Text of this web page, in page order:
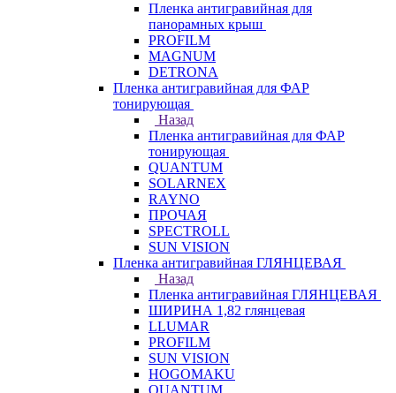
Пленка антигравийная для
панорамных крыш
PROFILM
MAGNUM
DETRONA
Пленка антигравийная для ФАР
тонирующая
Назад
Пленка антигравийная для ФАР
тонирующая
QUANTUM
SOLARNEX
RAYNO
ПРОЧАЯ
SPECTROLL
SUN VISION
Пленка антигравийная ГЛЯНЦЕВАЯ
Назад
Пленка антигравийная ГЛЯНЦЕВАЯ
ШИРИНА 1,82 глянцевая
LLUMAR
PROFILM
SUN VISION
HOGOMAKU
QUANTUM